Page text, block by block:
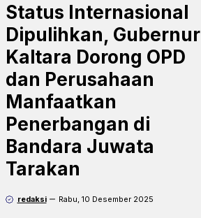
Status Internasional
Dipulihkan, Gubernur
Kaltara Dorong OPD
dan Perusahaan
Manfaatkan
Penerbangan di
Bandara Juwata
Tarakan
redaksi Rabu, 10 Desember 2025